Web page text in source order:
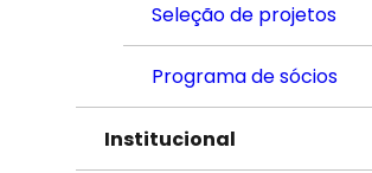
Seleção de projetos
Programa de sócios
Institucional